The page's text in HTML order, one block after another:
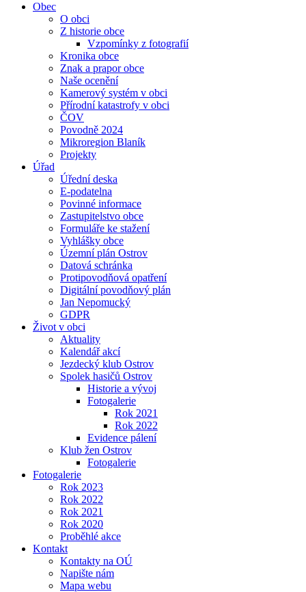
Obec
O obci
Z historie obce
Vzpomínky z fotografií
Kronika obce
Znak a prapor obce
Naše ocenění
Kamerový systém v obci
Přírodní katastrofy v obci
ČOV
Povodně 2024
Mikroregion Blaník
Projekty
Úřad
Úřední deska
E-podatelna
Povinné informace
Zastupitelstvo obce
Formuláře ke stažení
Vyhlášky obce
Územní plán Ostrov
Datová schránka
Protipovodňová opatření
Digitální povodňový plán
Jan Nepomucký
GDPR
Život v obci
Aktuality
Kalendář akcí
Jezdecký klub Ostrov
Spolek hasičů Ostrov
Historie a vývoj
Fotogalerie
Rok 2021
Rok 2022
Evidence pálení
Klub žen Ostrov
Fotogalerie
Fotogalerie
Rok 2023
Rok 2022
Rok 2021
Rok 2020
Proběhlé akce
Kontakt
Kontakty na OÚ
Napište nám
Mapa webu